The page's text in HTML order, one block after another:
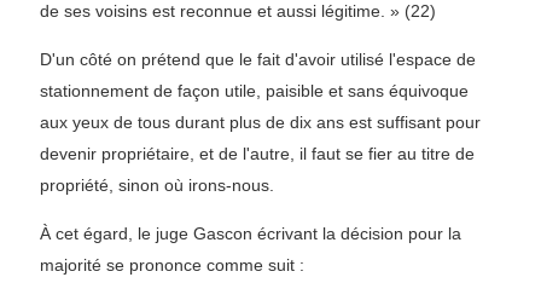
de ses voisins est reconnue et aussi légitime. » (22)
D'un côté on prétend que le fait d'avoir utilisé l'espace de
stationnement de façon utile, paisible et sans équivoque
aux yeux de tous durant plus de dix ans est suffisant pour
devenir propriétaire, et de l'autre, il faut se fier au titre de
propriété, sinon où irons-nous.
À cet égard, le juge Gascon écrivant la décision pour la
majorité se prononce comme suit :